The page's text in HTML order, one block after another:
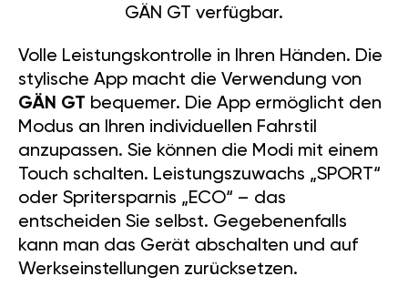
GÄN GT verfügbar.
Volle Leistungskontrolle in Ihren Händen. Die
stylische App macht die Verwendung von
GÄN GT bequemer. Die App ermöglicht den
Modus an Ihren individuellen Fahrstil
anzupassen. Sie können die Modi mit einem
Touch schalten. Leistungszuwachs „SPORT“
oder Spritersparnis „ECO“ – das
entscheiden Sie selbst. Gegebenenfalls
kann man das Gerät abschalten und auf
Werkseinstellungen zurücksetzen.